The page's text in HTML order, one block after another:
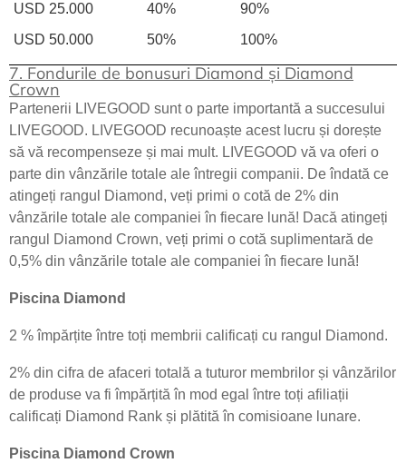
USD 25.000
40%
90%
USD 50.000
50% 100%
7. Fondurile de bonusuri Diamond și Diamond
Crown
Partenerii LIVEGOOD sunt o parte importantă a succesului
LIVEGOOD. LIVEGOOD recunoaște acest lucru și dorește
să vă recompenseze și mai mult. LIVEGOOD vă va oferi o
parte din vânzările totale ale întregii companii. De îndată ce
atingeți rangul Diamond, veți primi o cotă de 2% din
vânzările totale ale companiei în fiecare lună! Dacă atingeți
rangul Diamond Crown, veți primi o cotă suplimentară de
0,5% din vânzările totale ale companiei în fiecare lună!
Piscina Diamond
2 % împărțite între toți membrii calificați cu rangul Diamond.
2% din cifra de afaceri totală a tuturor membrilor și vânzărilor
de produse va fi împărțită în mod egal între toți afiliații
calificați Diamond Rank și plătită în comisioane lunare.
Piscina Diamond Crown